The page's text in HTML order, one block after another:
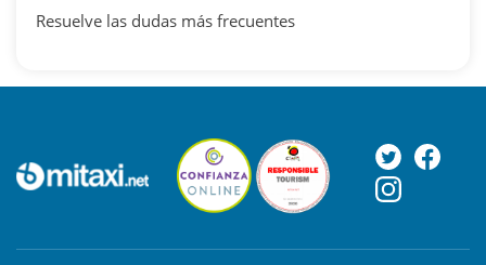
Resuelve las dudas más frecuentes